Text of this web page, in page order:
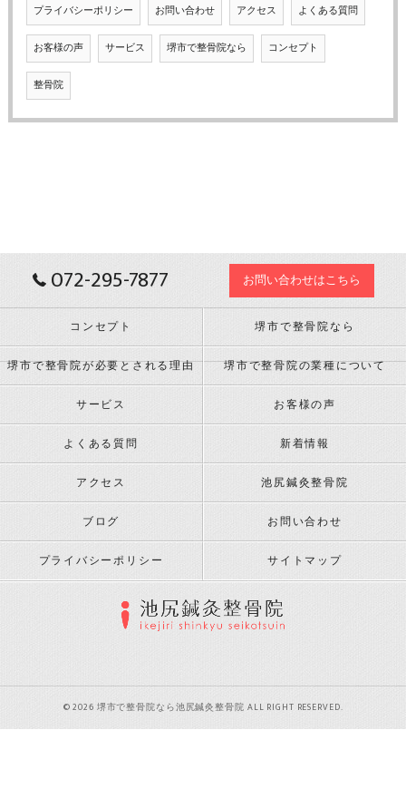
プライバシーポリシー お問い合わせ アクセス よくある質問
お客様の声 サービス 堺市で整骨院なら コンセプト
整骨院
072-295-7877 お問い合わせはこちら
コンセプト 堺市で整骨院なら
堺市で整骨院が必要とされる理由 堺市で整骨院の業種について
サービス お客様の声
よくある質問 新着情報
アクセス 池尻鍼灸整骨院
ブログ お問い合わせ
プライバシーポリシー サイトマップ
© 2026 堺市で整骨院なら池尻鍼灸整骨院 ALL RIGHT RESERVED.